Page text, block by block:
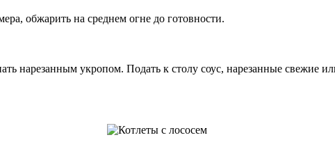
обжарить на среднем огне до готовности.
нарезанным укропом. Подать к столу соус, нарезанные свежие